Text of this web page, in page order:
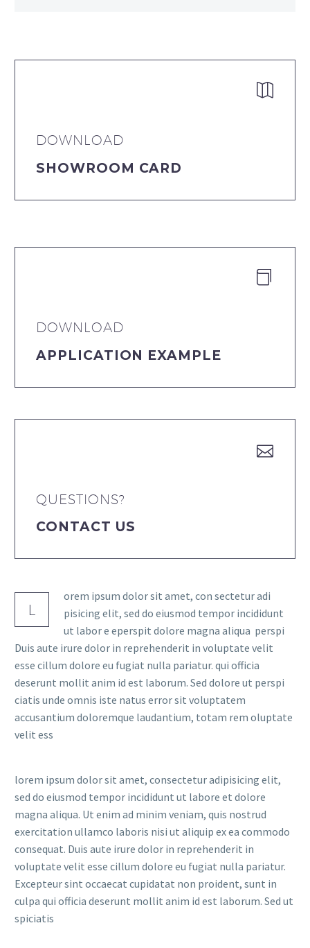


DOWNLOAD
SHOWROOM CARD


DOWNLOAD
APPLICATION EXAMPLE


QUESTIONS?
CONTACT US
L
orem ipsum dolor sit amet, con sectetur adi
pisicing elit, sed do eiusmod tempor incididunt
ut labor e eperspit dolore magna aliqua perspi
Duis aute irure dolor in reprehenderit in voluptate velit
esse cillum dolore eu fugiat nulla pariatur. qui officia
deserunt mollit anim id est laborum. Sed dolore ut perspi
ciatis unde omnis iste natus error sit voluptatem
accusantium doloremque laudantium, totam rem oluptate
velit ess
lorem ipsum dolor sit amet, consectetur adipisicing elit,
sed do eiusmod tempor incididunt ut labore et dolore
magna aliqua. Ut enim ad minim veniam, quis nostrud
exercitation ullamco laboris nisi ut aliquip ex ea commodo
consequat. Duis aute irure dolor in reprehenderit in
voluptate velit esse cillum dolore eu fugiat nulla pariatur.
Excepteur sint occaecat cupidatat non proident, sunt in
culpa qui officia deserunt mollit anim id est laborum. Sed ut
spiciatis